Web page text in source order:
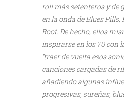
roll más setenteros y de
en la onda de Blues
Root. De hecho, ellos
inspirarse en los 70 con
“traer de vuelta esos
canciones cargadas de
añadiendo algunas
progresivas, sureñas,